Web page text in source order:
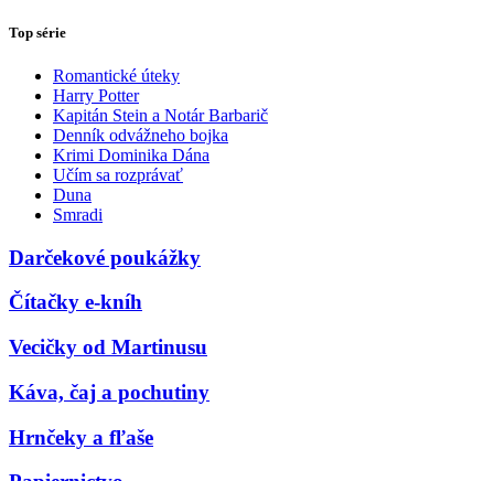
Top série
Romantické úteky
Harry Potter
Kapitán Stein a Notár Barbarič
Denník odvážneho bojka
Krimi Dominika Dána
Učím sa rozprávať
Duna
Smradi
Darčekové poukážky
Čítačky e-kníh
Vecičky od Martinusu
Káva, čaj a pochutiny
Hrnčeky a fľaše